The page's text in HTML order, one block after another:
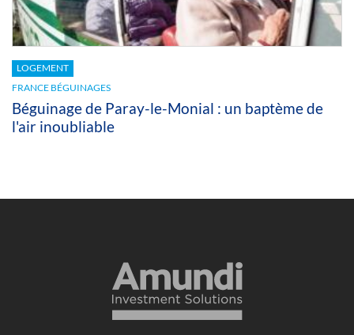
LOGEMENT
FRANCE BÉGUINAGES
Béguinage de Paray-le-Monial : un baptème de
l'air inoubliable